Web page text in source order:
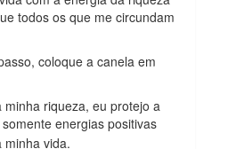
todos os que me circundam
coloque a canela em
riqueza, eu protejo a
somente energias positivas
vida.